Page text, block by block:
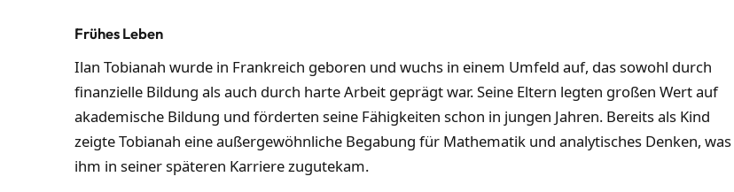
Frühes Leben
Ilan Tobianah wurde in Frankreich geboren und wuchs in einem Umfeld auf, das sowohl durch
finanzielle Bildung als auch durch harte Arbeit geprägt war. Seine Eltern legten großen Wert auf
akademische Bildung und förderten seine Fähigkeiten schon in jungen Jahren. Bereits als Kind
zeigte Tobianah eine außergewöhnliche Begabung für Mathematik und analytisches Denken, was
ihm in seiner späteren Karriere zugutekam.